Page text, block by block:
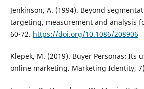
Jenkinson, A. (1994). Beyond
targeting, measurement and analysis
60-72. https://doi.org/10.1086/208906
Klepek, M. (2019). Buyer Personas: Its
online marketing. Marketing Identity,